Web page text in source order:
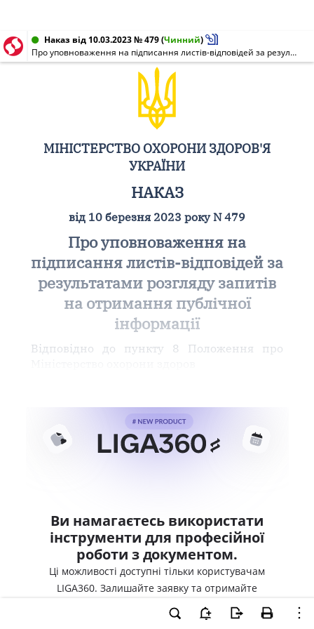
Наказ від 10.03.2023 № 479(Чинний)
Про уповноваження на підписання листів-відповідей за результатами розгляду запитів на отримання публічної інформації
МІНІСТЕРСТВО ОХОРОНИ ЗДОРОВ'Я
УКРАЇНИ
НАКАЗ
від 10 березня 2023 року N 479
Про уповноваження на
підписання листів-відповідей за
результатами розгляду запитів
на отримання публічної
інформації
Відповідно до пункту 8 Положення про
Ви намагаєтесь використати
інструменти для професійної
роботи з документом.
Ці можливості доступні тільки користувачам
LIGA360. Залишайте заявку та отримайте
доступ для професійної роботи прямо зараз.